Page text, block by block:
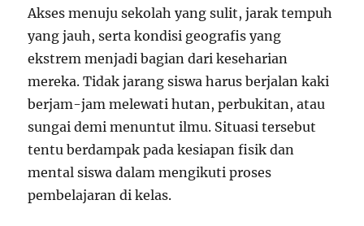
Akses menuju sekolah yang sulit, jarak tempuh
yang jauh, serta kondisi geografis yang
ekstrem menjadi bagian dari keseharian
mereka. Tidak jarang siswa harus berjalan kaki
berjam-jam melewati hutan, perbukitan, atau
sungai demi menuntut ilmu. Situasi tersebut
tentu berdampak pada kesiapan fisik dan
mental siswa dalam mengikuti proses
pembelajaran di kelas.